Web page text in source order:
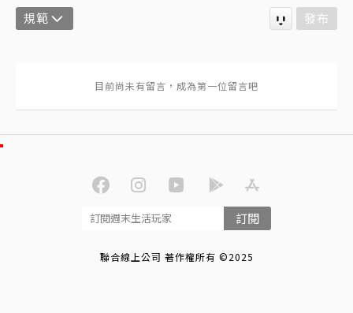
規範 發布
訂閱
聯合線上公司 著作權所有 ©2025